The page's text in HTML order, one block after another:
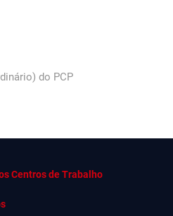
do PCP
Centros de Trabalho